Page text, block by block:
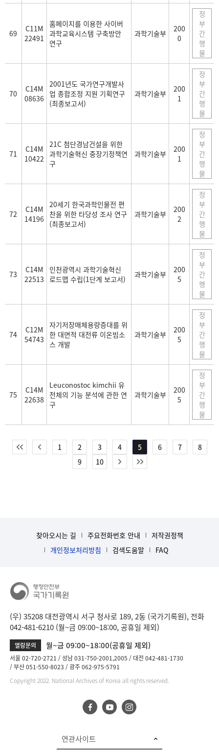
69
C11M
22491
홈페이지를 이용한 사이버
과학교육시스템 구축방안
연구
과학기술부
200
0
정
부
간
행
물
70
C14M
08636
2001년도 국가연구개발사
업 종합조정 지원 기획연구
(최종보고서)
과학기술부
200
1
정
부
간
행
물
71
C14M
10422
21C 첨단경남건설을 위한
과학기술혁신 중장기정책연
구
과학기술부
200
1
정
부
간
행
물
72
C14M
14196
20세기 한국과학인물전 편
찬을 위한 타당성 조사 연구
(최종보고서)
과학기술부
200
2
정
부
간
행
물
73
C14M
22513
인천광역시 과학기술혁신
로드맵 수립(1단계 보고서)
과학기술부
200
5
정
부
간
행
물
74
C12M
54743
자기저장매체용량증대를 위
한 대면적 대전류 이온빔소
스 개발
과학기술부
200
5
정
부
간
행
물
75
C14M
22638
Leuconostoc kimchii 유
전체의 기능 분석에 관한 연
구
과학기술부
200
5
정
부
간
행
물
1 2 3 4 5 6 7
8
9
10
찾아오시는 길 주요전화번호 안내
저작권정책
개인정보처리방침
검색도움말 FAQ
(우) 35208 대전광역시 서구 청사로 189, 2동 (국가기록원), 전화
042-481-6210 (월~금 09:00~18:00, 공휴일 제외)
열람문의 월~금 09:00~18:00(공휴일 제외)
서울 02-720-2721 성남 031-750-2001,2005
대전 042-481-1730
부산 051-550-8023
광주 062-975-5791
Copyright 2022. National Archives of Korea all rights reserved.
연관사이트